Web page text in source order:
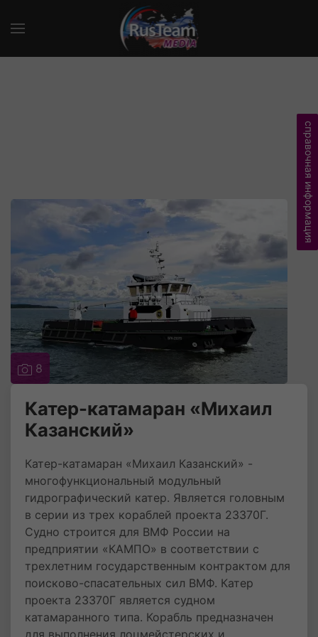
8
Катер-катамаран «Михаил
Казанский»
Катер-катамаран «Михаил Казанский» -
многофункциональный модульный
гидрографический катер. Является головным
в серии из трех кораблей проекта 23370Г.
Судно строится для ВМФ России на
предприятии «КАМПО» в соответствии с
трехлетним государственным контрактом для
поисково-спасательных сил ВМФ. Катер
проекта 23370Г является судном
катамаранного типа. Корабль предназначен
для выполнения лоцмейстерских и
справочная информация